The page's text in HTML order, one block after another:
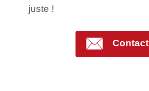
juste !
Contact